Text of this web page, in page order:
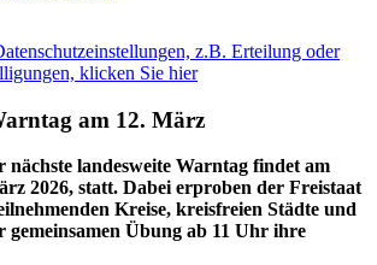
z.B. Erteilung oder
klicken Sie hier
am 12. März
nächste landesweite Warntag findet am
2026, statt. Dabei erproben der Freistaat
Kreise, kreisfreien Städte und
gemeinsamen Übung ab 11 Uhr ihre